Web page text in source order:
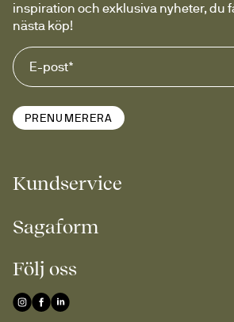
inspiration och exklusiva nyheter, du
nästa köp!
PRENUMERERA
Kundservice
Sagaform
Följ oss